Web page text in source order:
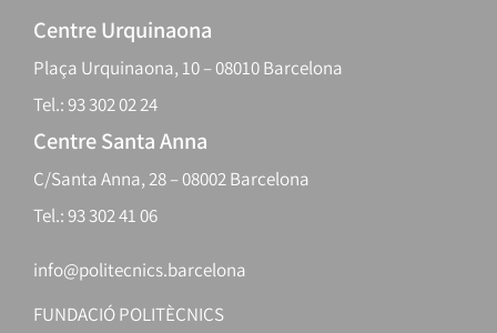
Centre Urquinaona
Plaça Urquinaona, 10 – 08010 Barcelona
Tel.: 93 302 02 24
Centre Santa Anna
C/Santa Anna, 28 – 08002 Barcelona
Tel.: 93 302 41 06
info@politecnics.barcelona
FUNDACIÓ POLITÈCNICS